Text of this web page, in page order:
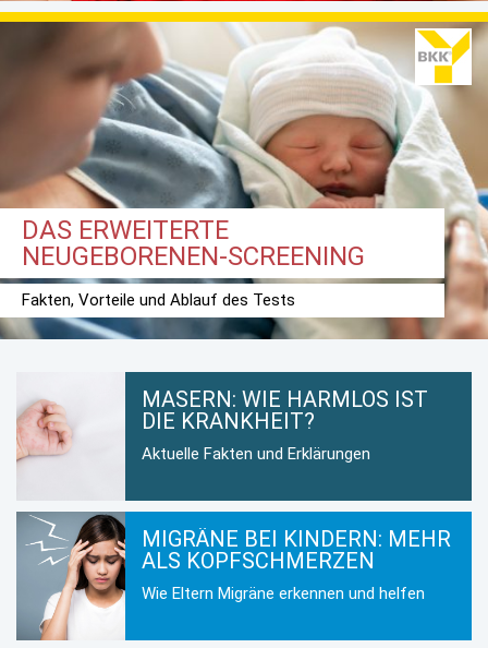
DAS ERWEITERTE
NEUGEBORENEN-SCREENING
Fakten, Vorteile und Ablauf des Tests
MASERN: WIE HARMLOS IST
DIE KRANKHEIT?
Aktuelle Fakten und Erklärungen
MIGRÄNE BEI KINDERN: MEHR
ALS KOPFSCHMERZEN
Wie Eltern Migräne erkennen und helfen